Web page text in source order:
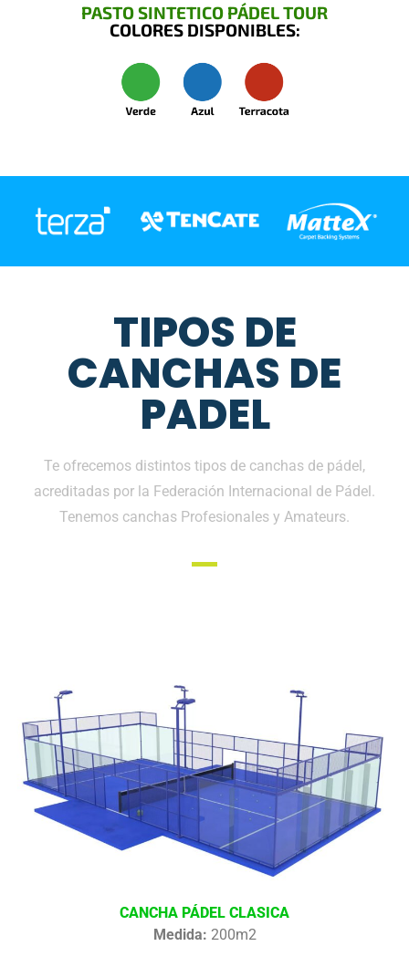
PASTO SINTETICO PÁDEL TOUR
COLORES DISPONIBLES:
TIPOS DE
CANCHAS DE
PADEL
Te ofrecemos distintos tipos de canchas de pádel,
acreditadas por la Federación Internacional de Pádel.
Tenemos canchas Profesionales y Amateurs.
CANCHA PÁDEL CLASICA
Medida: 200m2